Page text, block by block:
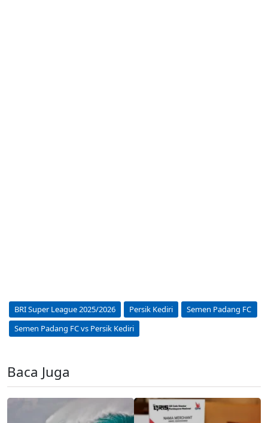
BRI Super League 2025/2026 Persik Kediri
Semen Padang FC
Semen Padang FC vs Persik Kediri
Baca Juga